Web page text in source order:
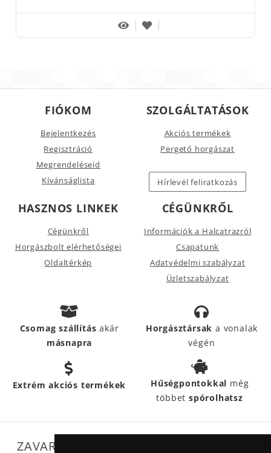
FIÓKOM
Bejelentkezés
Regisztráció
Megrendeléseid
Kívánságlista
SZOLGÁLTATÁSOK
Akciós termékek
Pergető horgászat
Hírlevél feliratkozás
HASZNOS LINKEK
Cégünkről
Horgászbolt elérhetőségei
Oldaltérkép
CÉGÜNKRŐL
Információk a Halcatrazról
Csapatunk
Adatvédelmi szabályzat
Üzletszabályzat
Csomag szállításakár
másnapra
Horgásztársak a vonalak
végén
Extrém akciós termékek Hűségpontokkal még
többetspórolhatsz
ZAVARTALAN MŰKÖDÉSÜNKET SEGÍTIK